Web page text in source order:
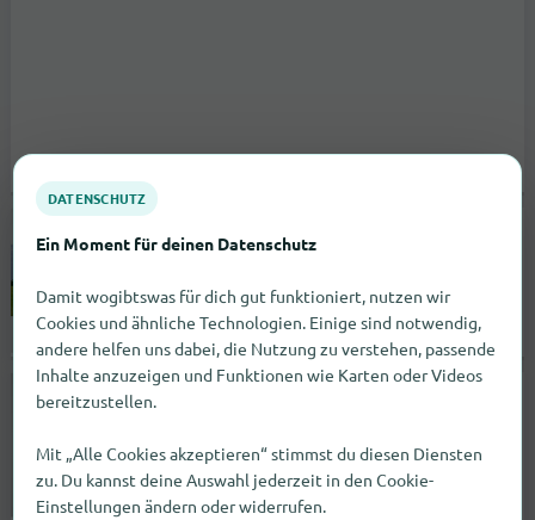
88662 Überlingen
geöffnet bis 22:00 |Hotels
72488 Sigmaringen
Keine Angabe |Hotels
DATENSCHUTZ
Ein Moment für deinen Datenschutz
Damit wogibtswas für dich gut funktioniert, nutzen wir
Cookies und ähnliche Technologien. Einige sind notwendig,
andere helfen uns dabei, die Nutzung zu verstehen, passende
Inhalte anzuzeigen und Funktionen wie Karten oder Videos
bereitzustellen.
Mit „Alle Cookies akzeptieren“ stimmst du diesen Diensten
zu. Du kannst deine Auswahl jederzeit in den Cookie-
Einstellungen ändern oder widerrufen.